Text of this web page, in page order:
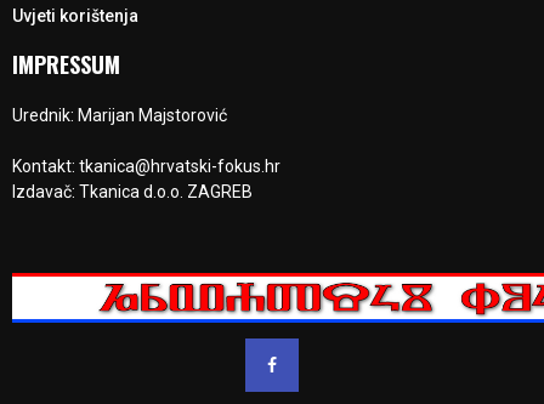
Uvjeti korištenja
IMPRESSUM
Urednik: Marijan Majstorović
Kontakt: tkanica@hrvatski-fokus.hr
Izdavač: Tkanica d.o.o. ZAGREB